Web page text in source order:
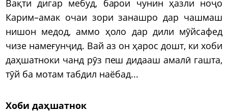
Вақти дигар мебуд, барои чунин ҳазли ноҷо
Карим–амак очаи зори занашро дар чашмаш
нишон медод, аммо ҳоло дар дили мӯйсафед
чизе намеғунҷид. Вай аз он ҳарос дошт, ки хоби
даҳшатноки чанд рӯз пеш дидааш амалӣ гашта,
тӯй ба мотам табдил наёбад...
Хоби даҳшатнок